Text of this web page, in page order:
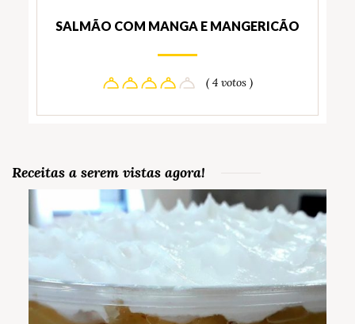
SALMÃO COM MANGA E MANGERICÃO
( 4 votos )
Receitas a serem vistas agora!